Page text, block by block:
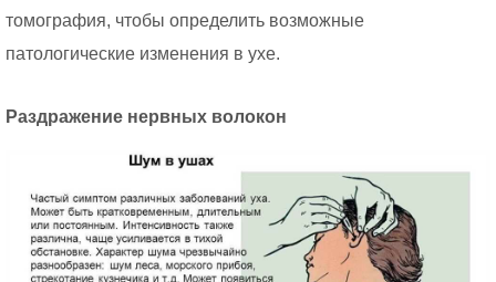
томография, чтобы определить возможные
патологические изменения в ухе.
Раздражение нервных волокон